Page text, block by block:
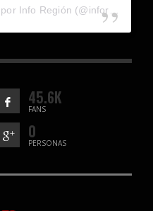
45.6K
FANS
0
PERSONAS